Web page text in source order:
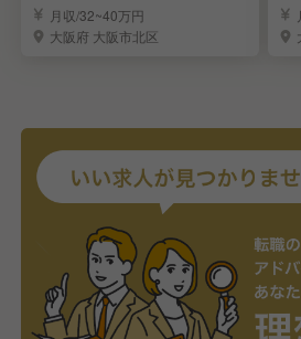
／調理スタッフ
月収/32~40万円
大阪府 大阪市北区
住